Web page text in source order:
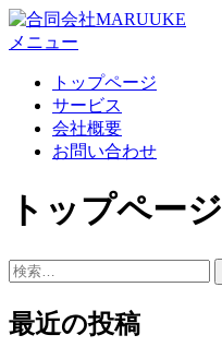
コ
ン
ッ
プ
メニュー
トップページ
サービス
会社概要
お問い合わせ
トップページ
検
最近の投稿